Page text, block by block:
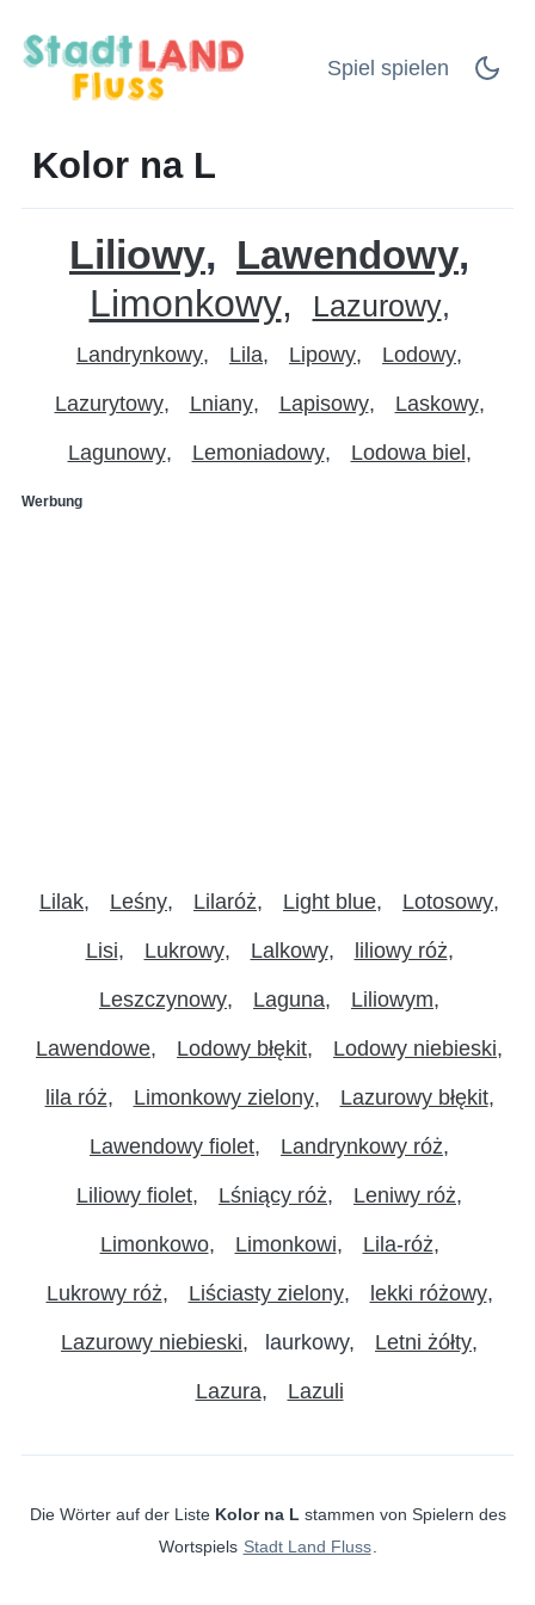
Spiel spielen
Kolor na L
Liliowy Lawendowy
Limonkowy Lazurowy
Landrynkowy Lila Lipowy Lodowy
Lazurytowy Lniany Lapisowy Laskowy
Lagunowy Lemoniadowy Lodowa biel
Werbung
Lilak Leśny Lilaróż Light blue Lotosowy
Lisi Lukrowy Lalkowy liliowy róż
Leszczynowy Laguna Liliowym
Lawendowe Lodowy błękit Lodowy niebieski
lila róż Limonkowy zielony Lazurowy błękit
Lawendowy fiolet Landrynkowy róż
Liliowy fiolet Lśniący róż Leniwy róż
Limonkowo Limonkowi Lila-róż
Lukrowy róż Liściasty zielony lekki różowy
Lazurowy niebieski laurkowy Letni żółty
Lazura Lazuli
Die Wörter auf der Liste Kolor na L stammen von Spielern des
Wortspiels Stadt Land Fluss